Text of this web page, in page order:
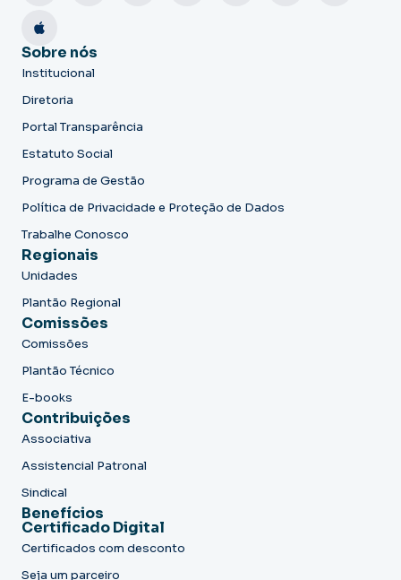
Sobre nós
Institucional
Diretoria
Portal Transparência
Estatuto Social
Programa de Gestão
Política de Privacidade e Proteção de Dados
Trabalhe Conosco
Regionais
Unidades
Plantão Regional
Comissões
Comissões
Plantão Técnico
E-books
Contribuições
Associativa
Assistencial Patronal
Sindical
Benefícios
Certificado Digital
Certificados com desconto
Seja um parceiro